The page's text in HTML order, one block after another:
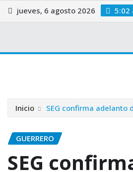
Saltar
al
jueves, 6 agosto 2026 5:02
Inicio SEG confirma adelanto
GUERRERO
SEG